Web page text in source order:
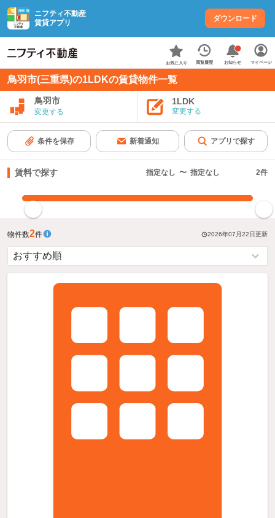
ニフティ不動産
賃貸アプリ
ダウンロード
お気に入り 閲覧履歴 お知らせ マイページ
鳥羽市(三重県)の1LDKの賃貸物件一覧
鳥羽市
変更する
1LDK
変更する
条件を保存 新着通知 アプリで探す
賃料で探す 指定なし 〜 指定なし 2件
物件数2件 2026年07月22日更新